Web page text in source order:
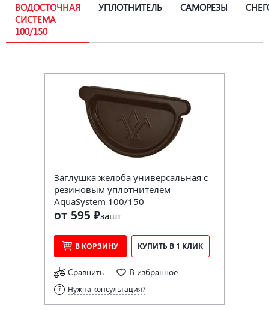
ВОДОСТОЧНАЯ
СИСТЕМА
100/150
УПЛОТНИТЕЛЬ САМОРЕЗЫ
Заглушка желоба универсальная с
резиновым уплотнителем
AquaSystem 100/150
от 595 ₽зашт
В КОРЗИНУ КУПИТЬ В 1 КЛИК
Сравнить В избранное
Нужна консультация?